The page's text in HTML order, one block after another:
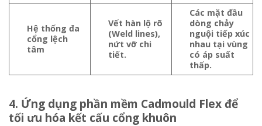
Hệ thống đa
cổng lệch
tâm
Vết hàn lộ rõ
(Weld lines),
nứt vỡ chi
tiết.
Các mặt đầu
dòng chảy
nguội tiếp xúc
nhau tại vùng
có áp suất
thấp.
4. Ứng dụng phần mềm Cadmould Flex để
tối ưu hóa kết cấu cổng khuôn